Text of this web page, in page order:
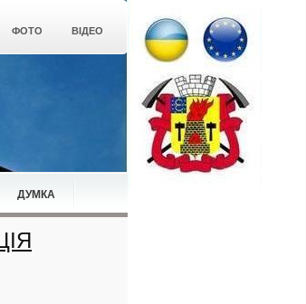
ФОТО ВІДЕО
ДУМКА